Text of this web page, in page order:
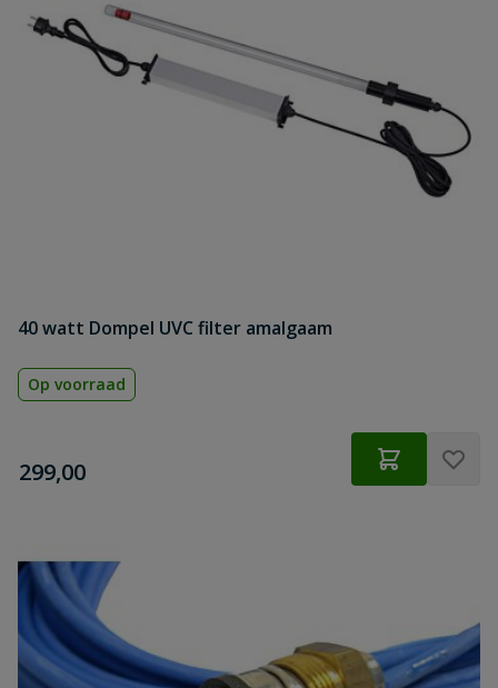
40 watt Dompel UVC filter amalgaam
Op voorraad
€
299,00